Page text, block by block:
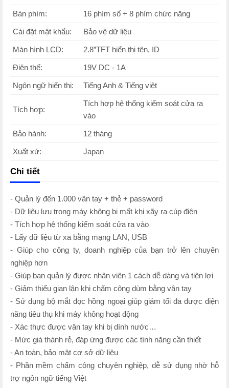
Bàn phím: 16 phím số + 8 phím chức năng
Cài đặt mật khẩu: Bảo vệ dữ liệu
Màn hình LCD: 2.8”TFT hiển thị tên, ID
Điện thế: 19V DC - 1A
Ngôn ngữ hiển thị: Tiếng Anh & Tiếng việt
Tích hợp:
Tích hợp hệ thống kiểm soát cửa ra
vào
Bảo hành: 12 tháng
Xuất xứ: Japan
Chi tiết
- Quản lý đến 1.000 vân tay + thẻ + password
- Dữ liệu lưu trong máy không bị mất khi xãy ra cúp điện
- Tích hợp hệ thống kiểm soát cửa ra vào
- Lấy dữ liệu từ xa bằng mạng LAN, USB
- Giúp cho công ty, doanh nghiệp của bạn trở lên chuyên
nghiệp hơn
- Giúp bạn quản lý được nhân viên 1 cách dễ dàng và tiện lợi
- Giảm thiểu gian lận khi chấm công dùm bằng vân tay
- Sử dụng bộ mắt đọc hồng ngoại giúp giảm tối đa được điện
năng tiêu thụ khi máy không hoạt động
- Xác thực được vân tay khi bị dính nước…
- Mức giá thành rẻ, đáp ứng được các tính năng cần thiết
- An toàn, bảo mật cơ sở dữ liệu
- Phần mềm chấm công chuyên nghiệp, dễ sử dụng nhờ hỗ
trợ ngôn ngữ tiếng Việt